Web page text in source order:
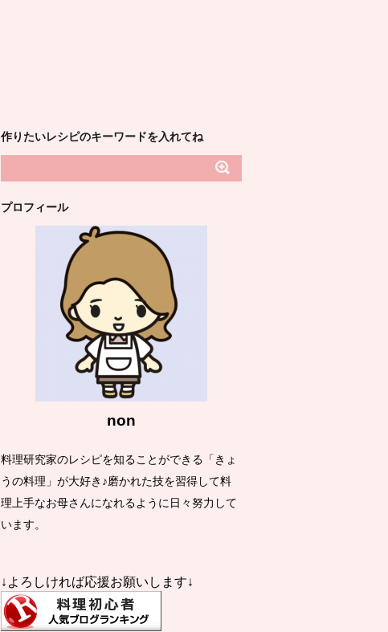
作りたいレシピのキーワードを入れてね
プロフィール
non
料理研究家のレシピを知ることができる「きょ
うの料理」が大好き♪磨かれた技を習得して料
理上手なお母さんになれるように日々努力して
います。
↓よろしければ応援お願いします↓